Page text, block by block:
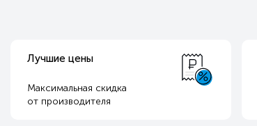
Лучшие цены
Максимальная скидка
от производителя